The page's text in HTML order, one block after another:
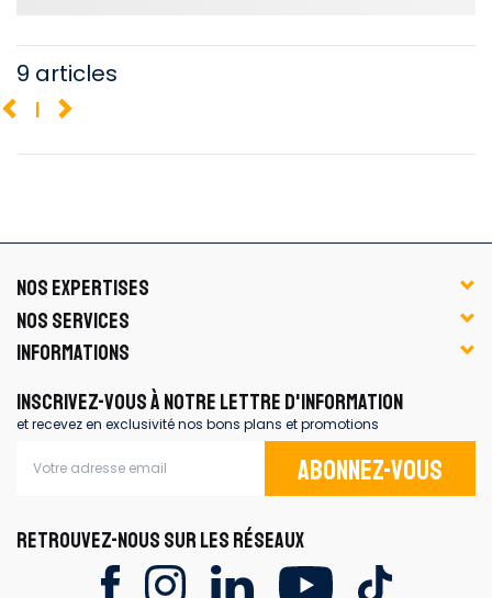
9 articles
1
NOS EXPERTISES
NOS SERVICES
INFORMATIONS
INSCRIVEZ-VOUS À NOTRE LETTRE D'INFORMATION
et recevez en exclusivité nos bons plans et promotions
Abonnez-vous
RETROUVEZ-NOUS SUR LES RÉSEAUX